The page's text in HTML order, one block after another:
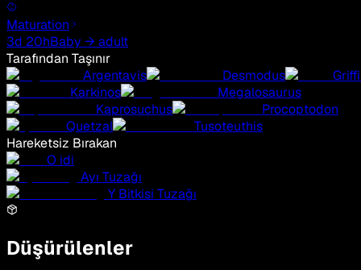
Maturation
3d 20hBaby → adult
Tarafından Taşınır
Argentavis
Desmodus
Karkinos
Megalosaurus
Kaprosuchus
Procoptodon
Quetzal
Tusoteuthis
Hareketsiz Bırakan
O idi
Ayı Tuzağı
Y Bitkisi Tuzağı
Düşürülenler